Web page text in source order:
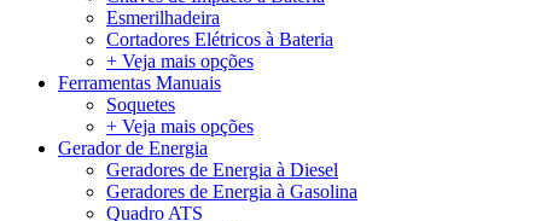
Esmerilhadeira
Cortadores Elétricos à Bateria
+ Veja mais opções
Ferramentas Manuais
Soquetes
+ Veja mais opções
Gerador de Energia
Geradores de Energia à Diesel
Geradores de Energia à Gasolina
Quadro ATS